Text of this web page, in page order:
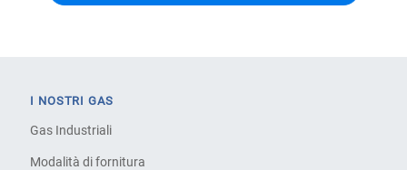
I NOSTRI GAS
Gas Industriali
Modalità di fornitura